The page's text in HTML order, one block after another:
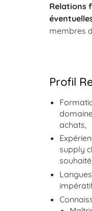
Relations
membres
Profil
achats,
supply
souhaité.